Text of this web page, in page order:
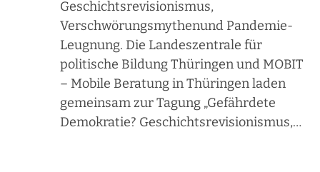
Geschichtsrevisionismus,
Verschwörungsmythenund Pandemie-
Leugnung. Die Landeszentrale für
politische Bildung Thüringen und MOBIT
– Mobile Beratung in Thüringen laden
gemeinsam zur Tagung „Gefährdete
Demokratie? Geschichtsrevisionismus,…